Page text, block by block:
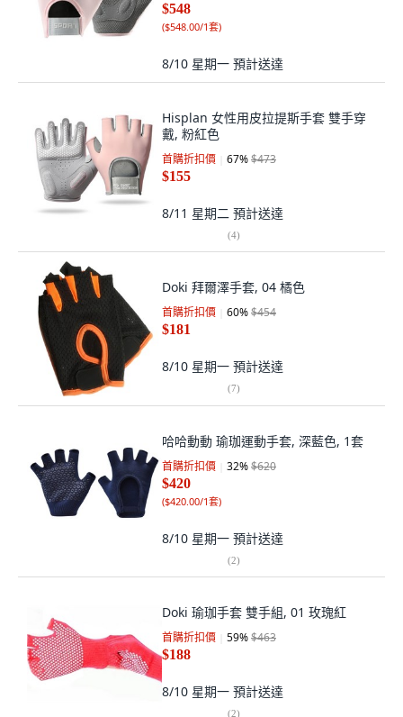
$548
($548.00/1套)
8/10 星期一 預計送達
Hisplan 女性用皮拉提斯手套 雙手穿
戴, 粉紅色
首購折扣價 67%$473
$155
8/11 星期二 預計送達
(4)
Doki 拜爾澤手套, 04 橘色
首購折扣價 60%$454
$181
8/10 星期一 預計送達
(7)
哈哈動動 瑜珈運動手套, 深藍色, 1套
首購折扣價 32%$620
$420
($420.00/1套)
8/10 星期一 預計送達
(2)
Doki 瑜珈手套 雙手組, 01 玫瑰紅
首購折扣價 59%$463
$188
8/10 星期一 預計送達
(2)